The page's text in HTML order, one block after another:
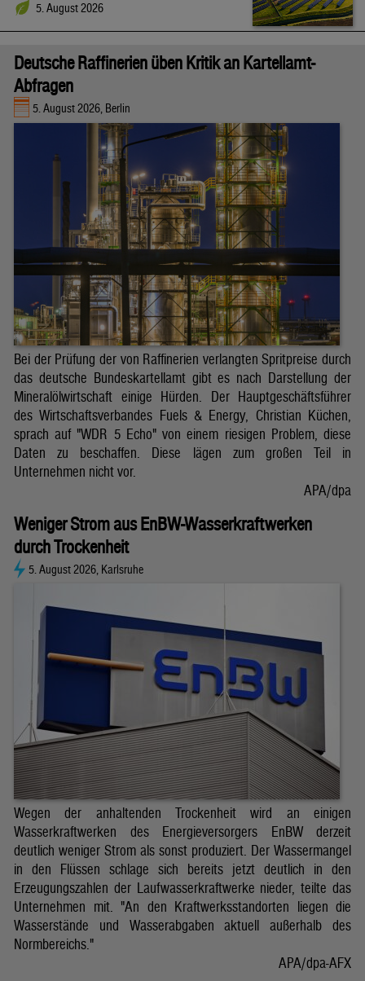
5. August 2026
Deutsche Raffinerien üben Kritik an Kartellamt-
Abfragen
5. August 2026, Berlin
Bei der Prüfung der von Raffinerien verlangten Spritpreise durch
das deutsche Bundeskartellamt gibt es nach Darstellung der
Mineralölwirtschaft einige Hürden. Der Hauptgeschäftsführer
des Wirtschaftsverbandes Fuels & Energy, Christian Küchen,
sprach auf "WDR 5 Echo" von einem riesigen Problem, diese
Daten zu beschaffen. Diese lägen zum großen Teil in
Unternehmen nicht vor.
APA/dpa
Weniger Strom aus EnBW-Wasserkraftwerken
durch Trockenheit
5. August 2026, Karlsruhe
Wegen der anhaltenden Trockenheit wird an einigen
Wasserkraftwerken des Energieversorgers EnBW derzeit
deutlich weniger Strom als sonst produziert. Der Wassermangel
in den Flüssen schlage sich bereits jetzt deutlich in den
Erzeugungszahlen der Laufwasserkraftwerke nieder, teilte das
Unternehmen mit. "An den Kraftwerksstandorten liegen die
Wasserstände und Wasserabgaben aktuell außerhalb des
Normbereichs."
APA/dpa-AFX